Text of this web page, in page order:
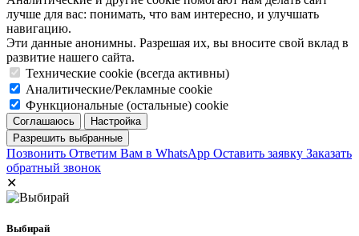
лучше для вас: понимать, что вам интересно, и улучшать
навигацию.
Эти данные анонимны. Разрешая их, вы вносите свой вклад в
развитие нашего сайта.
Технические cookie (всегда активны)
Аналитические/Рекламные cookie
Функциональные (остальные) cookie
Позвонить Ответим Вам в WhatsApp Оставить заявку Заказать
обратный звонок
✕
Выбирай